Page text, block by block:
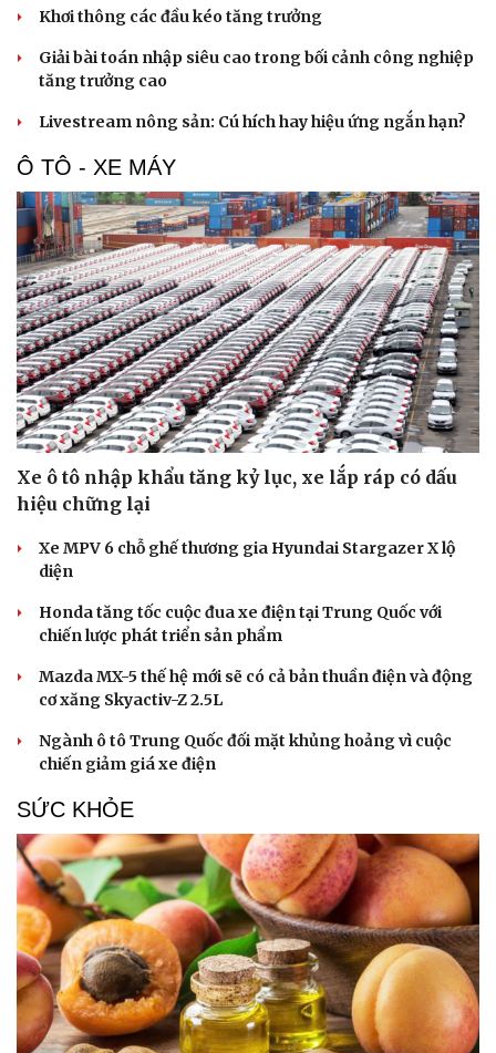
Khơi thông các đầu kéo tăng trưởng
Giải bài toán nhập siêu cao trong bối cảnh công nghiệp
tăng trưởng cao
Livestream nông sản: Cú hích hay hiệu ứng ngắn hạn?
Ô TÔ - XE MÁY
Xe ô tô nhập khẩu tăng kỷ lục, xe lắp ráp có dấu
hiệu chững lại
Xe MPV 6 chỗ ghế thương gia Hyundai Stargazer X lộ
diện
Honda tăng tốc cuộc đua xe điện tại Trung Quốc với
chiến lược phát triển sản phẩm
Mazda MX-5 thế hệ mới sẽ có cả bản thuần điện và động
cơ xăng Skyactiv-Z 2.5L
Ngành ô tô Trung Quốc đối mặt khủng hoảng vì cuộc
chiến giảm giá xe điện
SỨC KHỎE